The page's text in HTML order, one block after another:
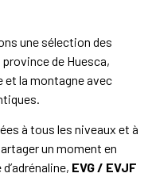
une sélection des
de Huesca,
et la montagne avec
à tous les niveaux et à
un moment en
EVG / EVJF